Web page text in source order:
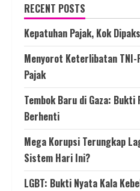
RECENT POSTS
Kepatuhan Pajak, Kok
Menyorot Keterlibatan TNI-
Pajak
Tembok Baru di Gaza: Bukti
Berhenti
Mega Korupsi Terungkap
Sistem Hari Ini?
LGBT: Bukti Nyata Kala